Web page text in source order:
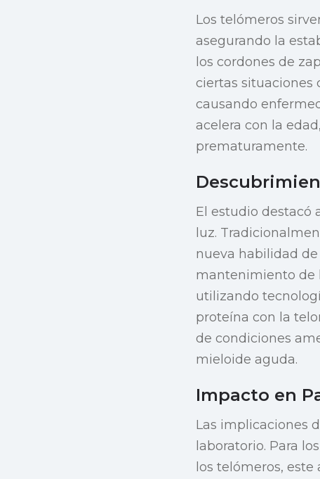
Los telómeros
asegurando la
los cordones de
ciertas situaciones
causando
acelera con la
prematuramente.
El estudio destacó
luz.
nueva habilidad
mantenimiento de
utilizando
proteína con la
de condiciones
mieloide aguda.
Impacto en
Las implicaciones
laboratorio. Para
los telómeros, este